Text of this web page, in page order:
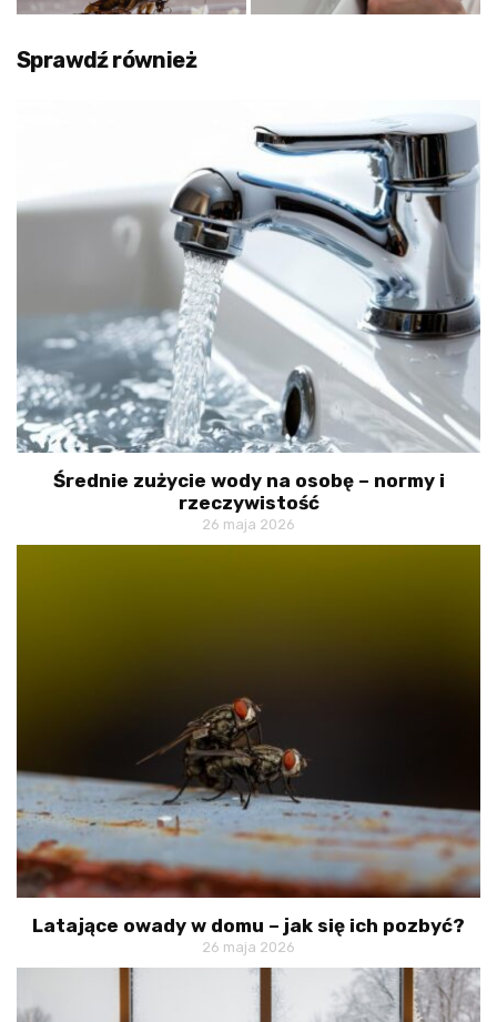
Sprawdź również
Średnie zużycie wody na osobę – normy i
rzeczywistość
26 maja 2026
Latające owady w domu – jak się ich pozbyć?
26 maja 2026